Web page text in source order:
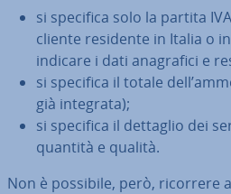
si specifica solo la partita
cliente residente in Italia o in
indicare i dati ana­gra­fi­ci e
si specifica il totale
già integrata);
si specifica il dettaglio dei
quantità e qualità.
Non è possibile, però, ricorrere